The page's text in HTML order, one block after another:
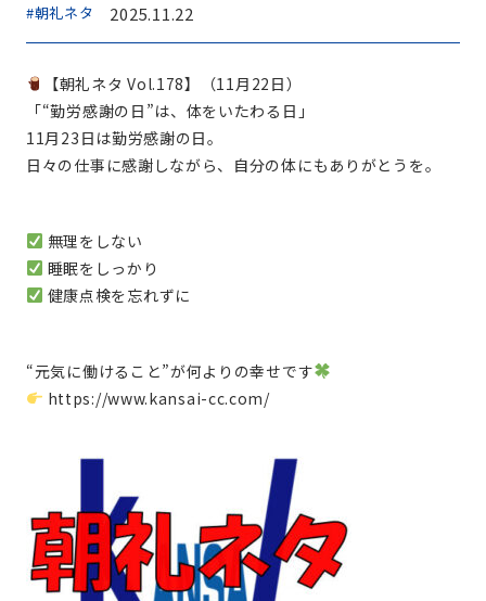
#朝礼ネタ 2025.11.22
【朝礼ネタ Vol.178】（11月22日）
「“勤労感謝の日”は、体をいたわる日」
11月23日は勤労感謝の日。
日々の仕事に感謝しながら、自分の体にもありがとうを。
無理をしない
睡眠をしっかり
健康点検を忘れずに
“元気に働けること”が何よりの幸せです
https://www.kansai-cc.com/